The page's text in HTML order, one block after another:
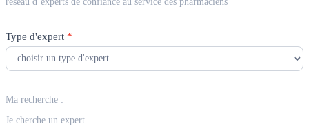
Type d'expert *
Ma recherche :
Je cherche un expert